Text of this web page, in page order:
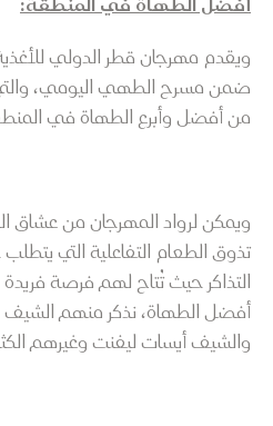
أفضل الطهاة في المنطقة:
من أفضل وأبرع الطهاة في
ويمكن لرواد المهرجان من
تذوق الطعام التفاعلية التي
التذاكر حيث تُتاح لهم فرصة
أفضل الطهاة، نذكر منهم الشيف
والشيف أيسات ليفنت وغيرهم